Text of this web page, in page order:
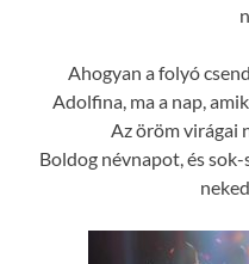
Ahogyan a folyó
Adolfina, ma a nap,
Az öröm virágai
Boldog névnapot, és